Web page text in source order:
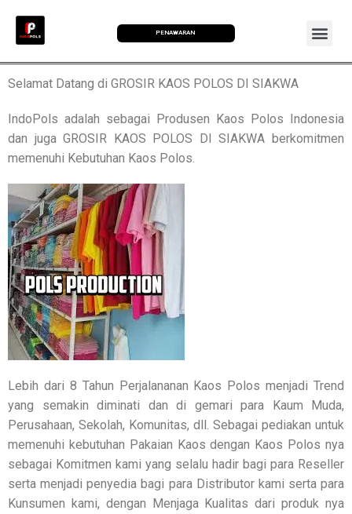
PENAWARAN
Selamat Datang di GROSIR KAOS POLOS DI SIAKWA
IndoPols adalah sebagai Produsen Kaos Polos Indonesia
dan juga GROSIR KAOS POLOS DI SIAKWA berkomitmen
memenuhi Kebutuhan Kaos Polos.
Lebih dari 8 Tahun Perjalananan Kaos Polos menjadi Trend
yang semakin diminati dan di gemari para Kaum Muda,
Perusahaan, Sekolah, Komunitas, dll. Sebagai pediakan untuk
memenuhi kebutuhan Pakaian Kaos dengan Kaos Polos nya
sebagai Komitmen kami yang selalu hadir bagi para Reseller
serta menjadi penyedia bagi para Distributor kami serta para
Kunsumen kami, dengan Menjaga Kualitas dari produk nya